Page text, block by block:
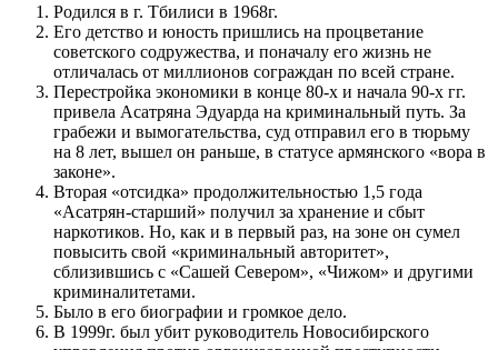
Родился в г. Тбилиси в 1968г.
Его детство и юность пришлись на процветание
советского содружества, и поначалу его жизнь не
отличалась от миллионов сограждан по всей стране.
Перестройка экономики в конце 80-х и начала 90-х гг.
привела Асатряна Эдуарда на криминальный путь. За
грабежи и вымогательства, суд отправил его в тюрьму
на 8 лет, вышел он раньше, в статусе армянского «вора в
законе».
Вторая «отсидка» продолжительностью 1,5 года
«Асатрян-старший» получил за хранение и сбыт
наркотиков. Но, как и в первый раз, на зоне он сумел
повысить свой «криминальный авторитет»,
сблизившись с «Сашей Севером», «Чижом» и другими
криминалитетами.
Было в его биографии и громкое дело.
В 1999г. был убит руководитель Новосибирского